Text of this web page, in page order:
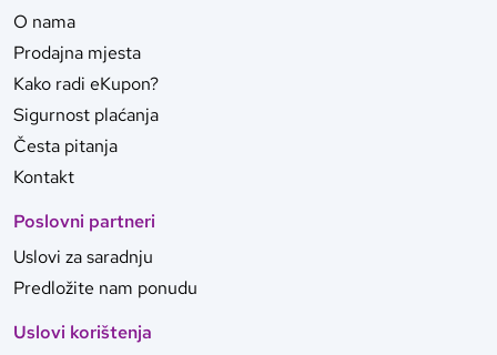
O nama
Prodajna mjesta
Kako radi eKupon?
Sigurnost plaćanja
Česta pitanja
Kontakt
Poslovni partneri
Uslovi za saradnju
Predložite nam ponudu
Uslovi korištenja